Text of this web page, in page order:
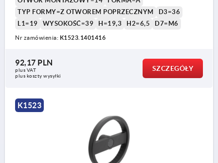
TYP FORMY=Z OTWOREM POPRZECZNYM
D3=36
L1=19
WYSOKOŚĆ=39 H=19,3 H2=6,5 D7=M6
Nr zamówienia: K1523.1401416
92,17 PLN
plus VAT
plus koszty wysyłki
SZCZEGÓŁY
K1523